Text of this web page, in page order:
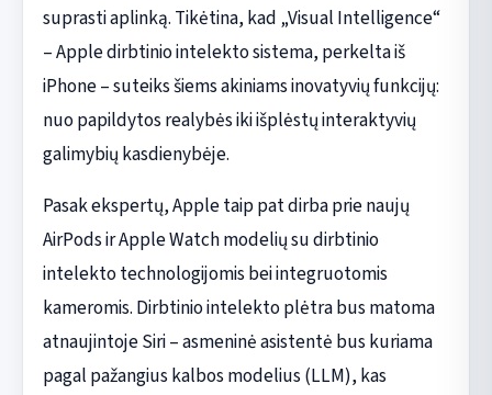
suprasti aplinką. Tikėtina, kad „Visual Intelligence“
– Apple dirbtinio intelekto sistema, perkelta iš
iPhone – suteiks šiems akiniams inovatyvių funkcijų:
nuo papildytos realybės iki išplėstų interaktyvių
galimybių kasdienybėje.
Pasak ekspertų, Apple taip pat dirba prie naujų
AirPods ir Apple Watch modelių su dirbtinio
intelekto technologijomis bei integruotomis
kameromis. Dirbtinio intelekto plėtra bus matoma
atnaujintoje Siri – asmeninė asistentė bus kuriama
pagal pažangius kalbos modelius (LLM), kas